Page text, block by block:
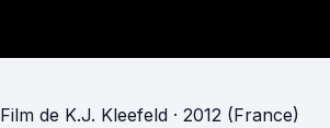
Film de K.J. Kleefeld · 2012 (France)